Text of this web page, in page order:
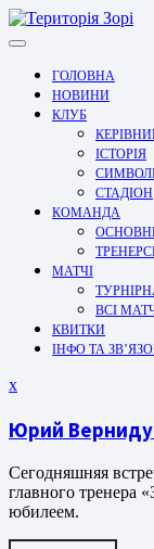
Перейти
до
ГОЛОВНА
НОВИНИ
КЛУБ
ІСТОРІЯ
СТАДІОН
КОМАНДА
МАТЧІ
ВСІ
КВИТКИ
ІНФО ТА
xЗакрити
Юрий
Сегодняшняя встреча с «Александрией» ознаменовалась для
главного тренера
юбилеем.